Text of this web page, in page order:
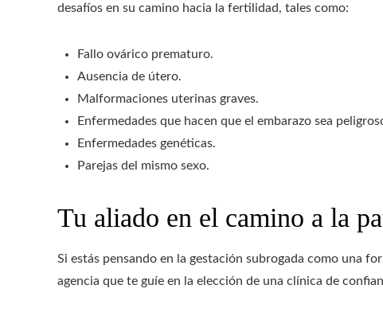
desafíos en su camino hacia la fertilidad, tales como:
Fallo ovárico prematuro.
Ausencia de útero.
Malformaciones uterinas graves.
Enfermedades que hacen que el embarazo sea
Enfermedades genéticas.
Parejas del mismo sexo.
Tu aliado en el camino a la
Si estás pensando en la gestación subrogada como una
agencia que te guíe en la elección de una clínica de